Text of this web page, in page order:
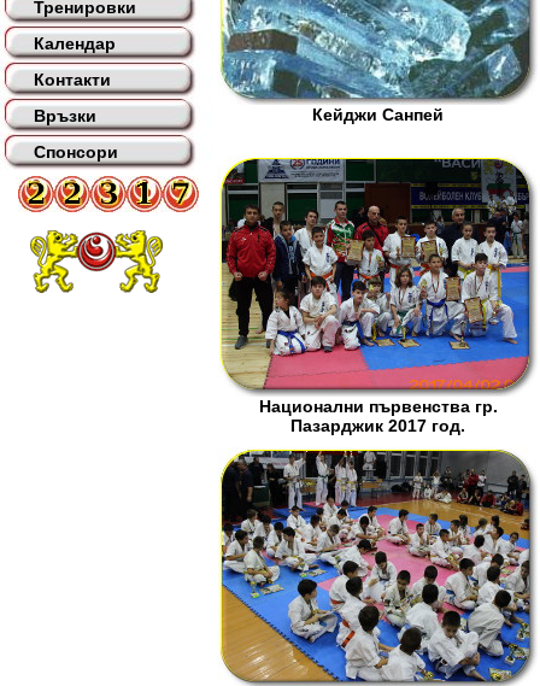
Тренировки
Календар
Контакти
Връзки
Спонсори
Кейджи Санпей
Национални първенства гр.
Пазарджик 2017 год.